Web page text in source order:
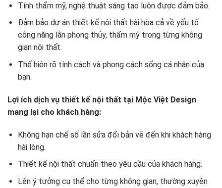
Tính thẩm mỹ, nghệ thuật sáng tạo luôn được đảm bảo.
Đảm bảo dự án thiết kế nội thất hài hòa cả về yếu tố
công năng lẫn phong thủy, thẩm mỹ trong từng không
gian nội thất.
Thể hiện rõ tính cách và phong cách sống cá nhân của
bạn.
Lợi ích dịch vụ thiết kế nội thất tại Mộc Việt Design
mang lại cho khách hàng:
Không hạn chế số lần sửa đổi bản vẽ đến khi khách hàng
hài lòng.
Thiết kế nội thất chuẩn theo yêu cầu của khách hàng.
Lên ý tưởng cụ thể cho từng không gian, thường xuyên